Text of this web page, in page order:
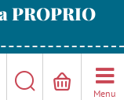
PROPRIO
Menu